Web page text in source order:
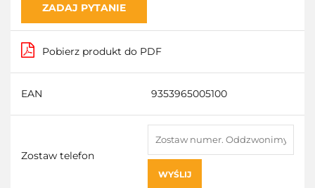
ZADAJ PYTANIE
Pobierz produkt do PDF
EAN 9353965005100
Zostaw telefon
WYŚLIJ